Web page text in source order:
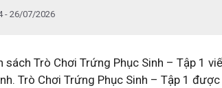
- 26/07/2026
sách Trò Chơi Trứng Phục Sinh – Tập 1
Trò Chơi Trứng Phục Sinh – Tập 1